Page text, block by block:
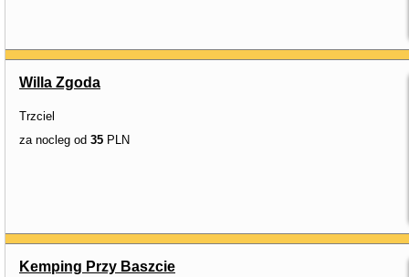
Willa Zgoda
Trzciel
za nocleg od 35 PLN
Kemping Przy Baszcie